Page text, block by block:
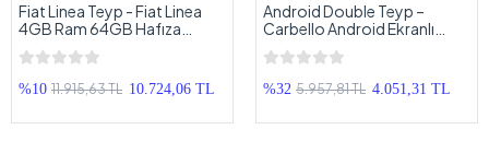
Fiat Linea Teyp - Fiat Linea
4GB Ram 64GB Hafıza
Android Multimedya - Fiat
Linea Android Double Teyp
%10 11.915,63 TL 10.724,06 TL
Android Double Teyp –
Carbello Android Ekranlı
Teyp - 2GB Ram 16GB Hafıza
%32 5.957,81 TL 4.051,31 TL